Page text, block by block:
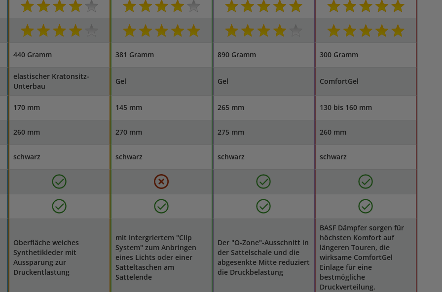
440 Gramm 381 Gramm 890 Gramm 300 Gramm
elastischer Kratonsitz-
Unterbau
Gel Gel ComfortGel
170 mm 145 mm 265 mm 130 bis 160 mm
260 mm 270 mm 275 mm 260 mm
schwarz schwarz schwarz schwarz
Oberfläche weiches
Synthetikleder mit
Aussparung zur
Druckentlastung
mit intergriertem "Clip
System" zum Anbringen
eines Lichts oder einer
Satteltaschen am
Sattelende
Der "O-Zone"-Ausschnitt in
der Sattelschale und die
abgesenkte Mitte reduziert
die Druckbelastung
BASF Dämpfer sorgen für
höchsten Komfort auf
längeren Touren, die
wirksame ComfortGel
Einlage für eine
bestmögliche
Druckverteilung.